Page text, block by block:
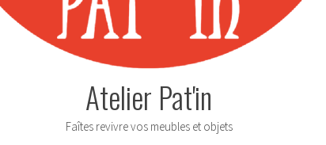
Atelier Pat'in
Faîtes revivre vos meubles et objets